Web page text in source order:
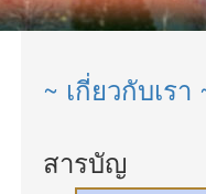
~ เกี่ยวกับเรา
สารบัญ